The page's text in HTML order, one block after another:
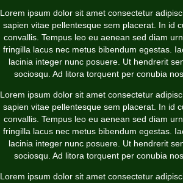
Lorem ipsum dolor sit amet consectetur
sapien vitae pellentesque sem placerat. In id
convallis. Tempus leo eu aenean sed diam
fringilla lacus nec metus bibendum egestas.
lacinia integer nunc posuere. Ut hendrerit
sociosqu. Ad litora torquent per conubia
Lorem ipsum dolor sit amet consectetur
sapien vitae pellentesque sem placerat. In id
convallis. Tempus leo eu aenean sed diam
fringilla lacus nec metus bibendum egestas.
lacinia integer nunc posuere. Ut hendrerit
sociosqu. Ad litora torquent per conubia
Lorem ipsum dolor sit amet consectetur